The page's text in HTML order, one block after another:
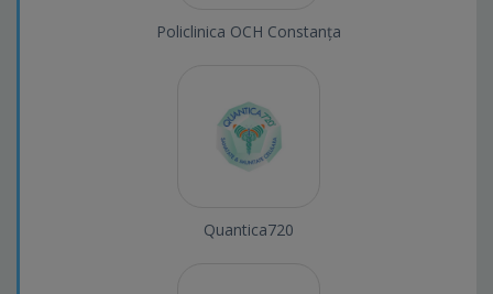
Policlinica OCH Constanța
Quantica720